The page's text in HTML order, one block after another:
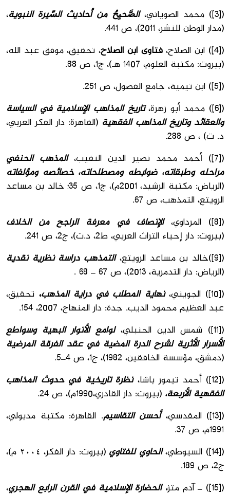
([3]) محمد الصوياني،
الصَّحيِحُ من أحاديث السّيرة النبوية،
(مدار الوطن للنشر، 2011)، ص 441.
([4]) ابن الصلاح،
فتاوى ابن الصلاح، تحقيق، موفق عبد الله،
(بيروت: مكتبة العلوم، 1407 هـ)، ج1، ص 88.
([5]) ابن تيمية، جامع الفصول، ص 251.
([6]) محمد أبو زهرة،
تاريخ المذاهب الإسلامية في السياسة
والعقائد وتاريخ المذاهب الفقهية (القاهرة: دار الفكر العربي،
د. ت) ، ص 288.
([7]) أحمد محمد نصير الدين النقيب،
المذهب الحنفي
مراحله وطبقاته، ضوابطه ومصطلحاته، خصائصه ومؤلفاته
(الرياض: مكتبة الرشيد، 2001م)، ج1، ص 35؛ خالد بن مساعد
الرويتع، التمذهب، ص 67.
([8]) المرداوي،
الإنصاف في معرفة الراجح من الخلاف
(بيروت: دار إحیاء التراث العربي، ط2، د.ت)، ج2، ص 241.
([9])خالد بن مساعد الرويتع،
التمذهب دراسة نظرية نقدية
(الرياض: دار التدمرية، 2013)، ص 67 _ 68 .
([10]) الجويني،
نهاية المطلب في دراية المذهب، تحقيق،
عبد العظيم محمود الديب. جدة: دار المنهاج، 2007، 154.
([11]) شمس الدین الحنبلي،
لوامع الأنوار البهية وسواطع
الأسرار الأثرية لشرح الدرة المضية في عقد الفرقة المرضية
(دمشق، مۆسسة الخافقین، 1982)، ج1، ص 4_5.
([12]) أحمد تيمور باشا،
نظرة تاريخية في حدوث المذاهب
الفقهية الأربعة، (بيروت: دار القادري،1990م)، ص 24.
([13]) المقدسي،
أحسن التقاسيم. القاهرة: مكتبة مدبولي،
1991م، ص 37.
([14]) السیوطي،
الحاوي للفتاوي
(بیروت: دار الفكر، ٢٠٠٤ م)،
ج2، ص 189.
([15]) _ آدم متز
، الحضارة الإسلامية في القرن الرابع الهجري،